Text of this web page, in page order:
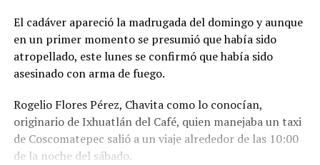
El cadáver apareció la madrugada del domingo y aunque
en un primer momento se presumió que había sido
atropellado, este lunes se confirmó que había sido
asesinado con arma de fuego.
Rogelio Flores Pérez, Chavita como lo conocían,
originario de Ixhuatlán del Café, quien manejaba un taxi
de Coscomatepec salió a un viaje alrededor de las 10:00
de la noche del sábado.